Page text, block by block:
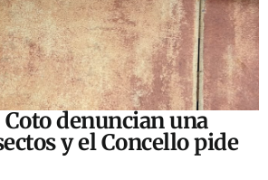
Coto denuncian una
y el Concello pide